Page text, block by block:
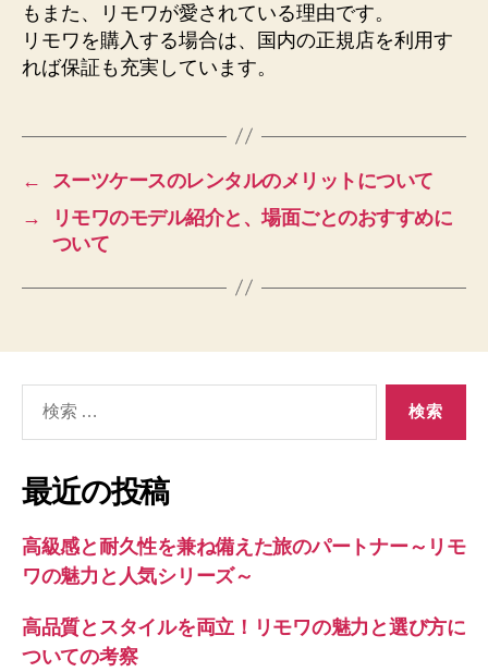
もまた、リモワが愛されている理由です。
リモワを購入する場合は、国内の正規店を利用す
れば保証も充実しています。
←
スーツケースのレンタルのメリットについて
→
リモワのモデル紹介と、場面ごとのおすすめに
ついて
象:
最近の投稿
高級感と耐久性を兼ね備えた旅のパートナー～リモ
ワの魅力と人気シリーズ～
高品質とスタイルを両立！リモワの魅力と選び方に
ついての考察